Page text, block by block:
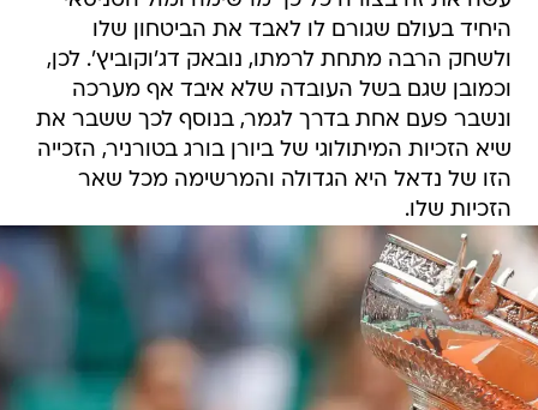
היחיד בעולם שגורם לו לאבד את הביטחון שלו
ולשחק הרבה מתחת לרמתו, נובאק דג'וקוביץ'. לכן,
וכמובן שגם בשל העובדה שלא איבד אף מערכה
ונשבר פעם אחת בדרך לגמר, בנוסף לכך ששבר את
שיא הזכיות המיתולוגי של ביורן בורג בטורניר, הזכייה
הזו של נדאל היא הגדולה והמרשימה מכל שאר
הזכיות שלו.